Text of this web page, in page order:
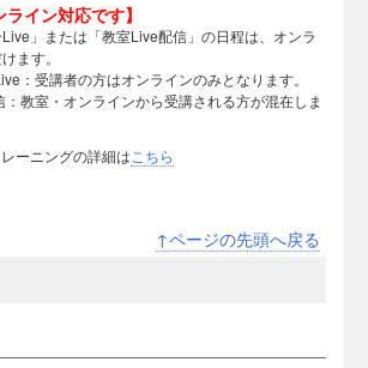
ライン対応です】
」または「教室Live配信」の日程は、オンラ
ます。
：受講者の方はオンラインのみとなります。
教室・オンラインから受講される方が混在しま
ーニングの詳細は こちら
↑ページの先頭へ戻る